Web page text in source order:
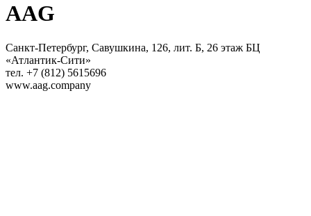
AAG
Санкт-Петербург, Савушкина, 126, лит. Б, 26 этаж БЦ
«Атлантик-Сити»
тел. +7 (812) 5615696
www.aag.company